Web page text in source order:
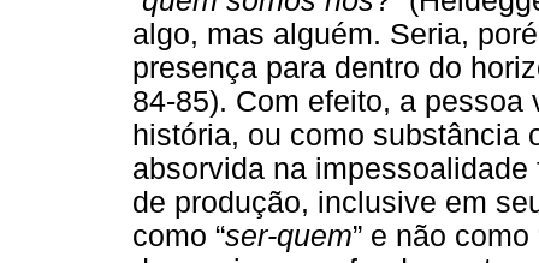
algo, mas alguém. Seria,
presença para dentro do
84-85). Com efeito, a
história, ou como substância
absorvida na
de produção, inclusive em
como “ser-quem” e não